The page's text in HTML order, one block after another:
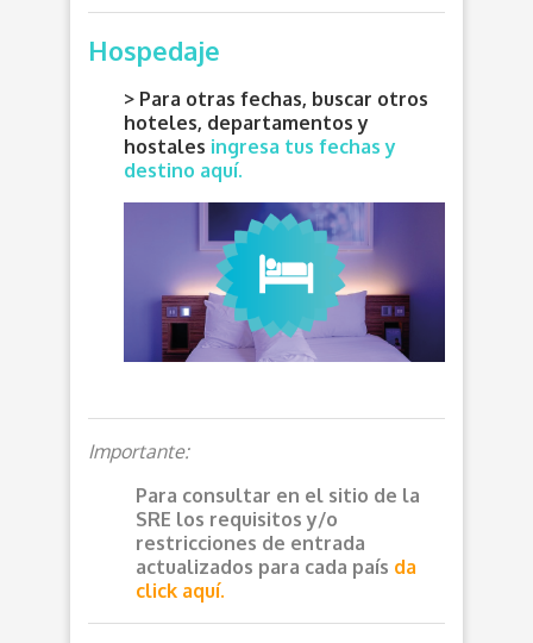
Hospedaje
> Para otras fechas, buscar otros
hoteles, departamentos y
hostales ingresa tus fechas y
destino aquí.
Importante:
Para consultar en el sitio de la
SRE los requisitos y/o
restricciones de entrada
actualizados para cada país da
click aquí.